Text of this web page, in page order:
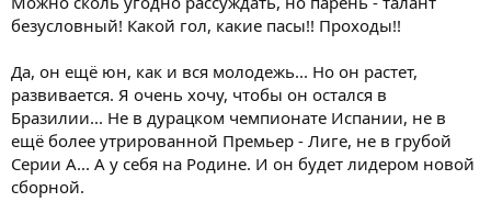
безусловный! Какой гол, какие пасы!! Проходы!!
Да, он ещё юн, как и вся молодежь... Но он растет,
развивается. Я очень хочу, чтобы он остался в
Бразилии... Не в дурацком чемпионате Испании, не в
ещё более утрированной Премьер - Лиге, не в грубой
Серии А... А у себя на Родине. И он будет лидером новой
сборной.